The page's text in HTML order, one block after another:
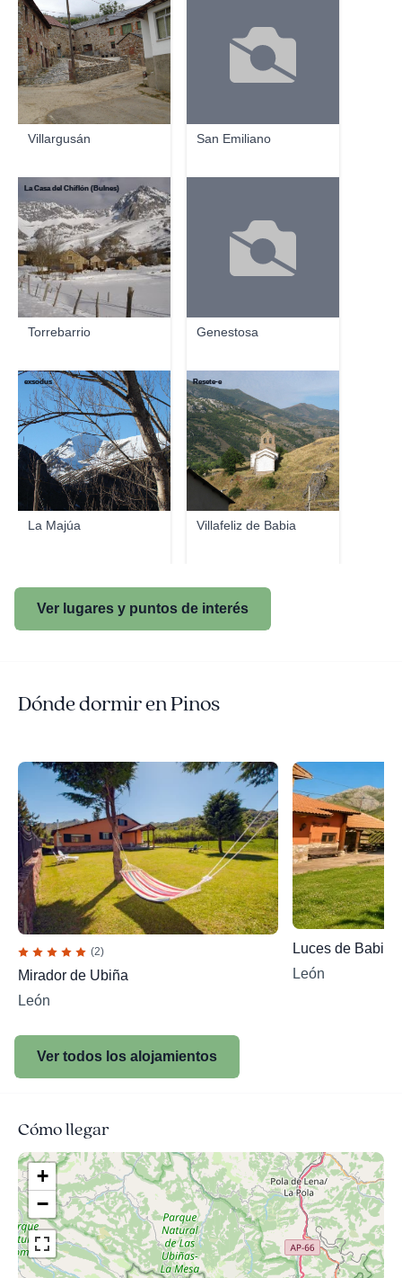
Villargusán San Emiliano
Torrebarrio
La Casa del Chiflón (Bulnes)
Genestosa
La Majúa
exsodus
Villafeliz de Babia
Resete-e
Ver lugares y puntos de interés
Dónde dormir en Pinos
(2)
Mirador de Ubiña
León
Luces de Babia
León
Ver todos los alojamientos
Cómo llegar
+
−